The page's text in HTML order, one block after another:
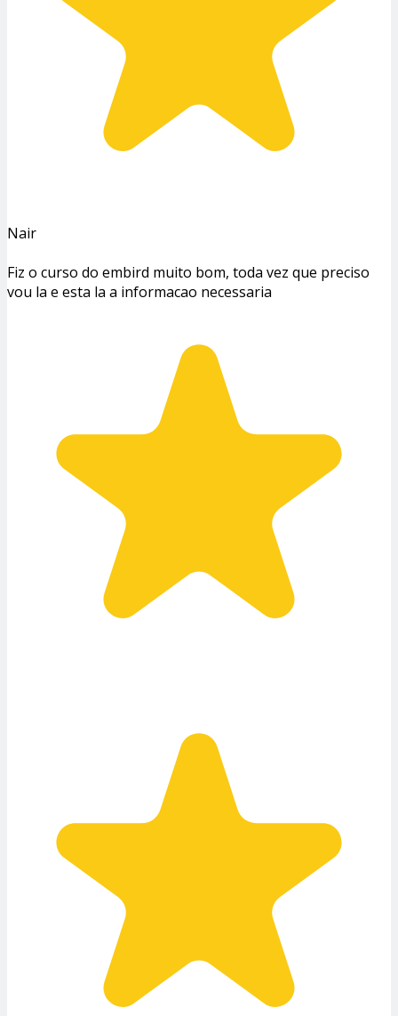
Nair
Fiz o curso do embird muito bom, toda vez que preciso
vou la e esta la a informacao necessaria